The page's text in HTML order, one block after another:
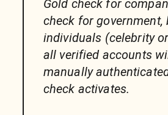
Gold check for
check for government,
individuals (celebrity
all verified accounts
manually
check activates.